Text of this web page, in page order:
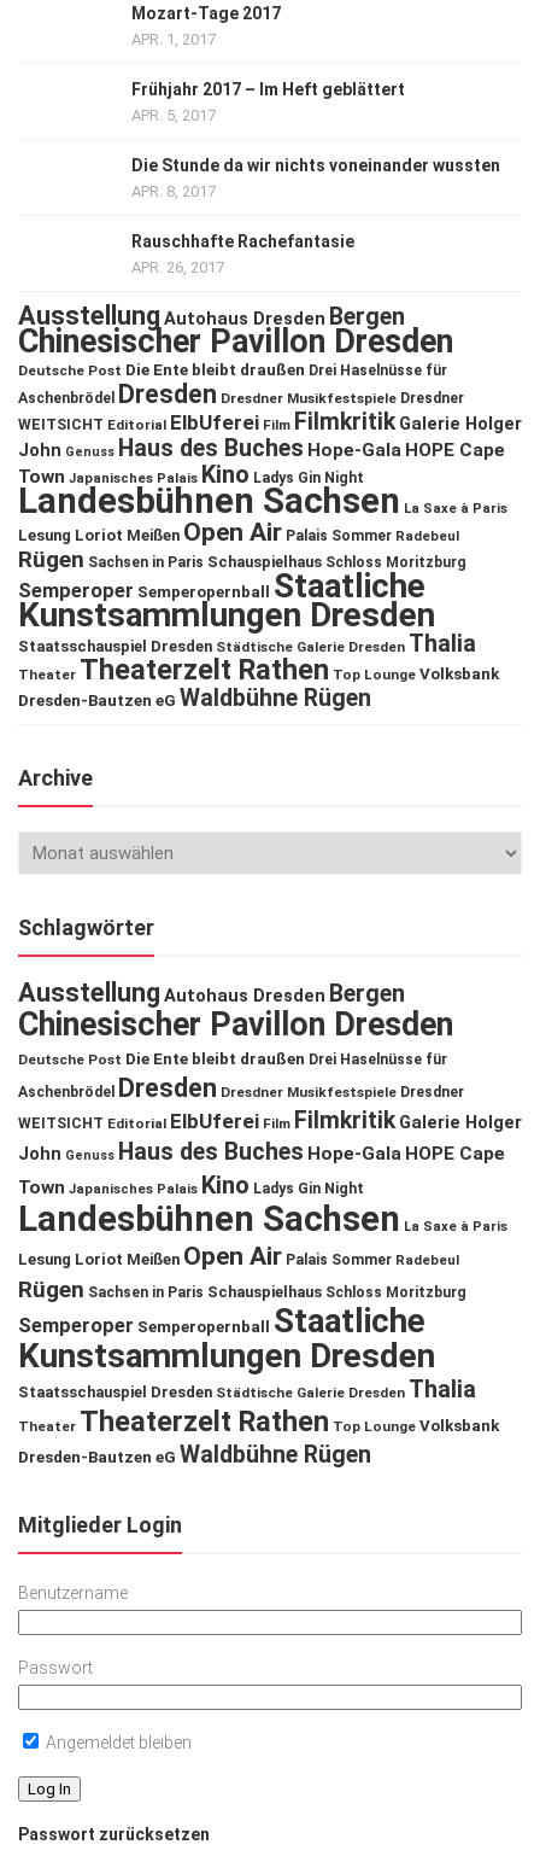
Mozart-Tage 2017
APR. 1, 2017
Frühjahr 2017 – Im Heft geblättert
APR. 5, 2017
Die Stunde da wir nichts voneinander wussten
APR. 8, 2017
Rauschhafte Rachefantasie
APR. 26, 2017
Ausstellung Autohaus Dresden Bergen
Chinesischer Pavillon Dresden
Deutsche Post Die Ente bleibt draußen Drei Haselnüsse für
Aschenbrödel
Dresden Dresdner Musikfestspiele Dresdner
WEITSICHT Editorial ElbUferei Film Filmkritik Galerie Holger
John Genuss Haus des Buches Hope-Gala HOPE Cape
Town Japanisches Palais Kino Ladys Gin Night
Landesbühnen Sachsen La Saxe à Paris
Lesung Loriot Meißen Open Air Palais Sommer Radebeul
Rügen Sachsen in Paris Schauspielhaus Schloss Moritzburg
Semperoper Semperopernball Staatliche
Kunstsammlungen Dresden
Staatsschauspiel Dresden Städtische Galerie Dresden Thalia
Theater Theaterzelt Rathen Top Lounge Volksbank
Dresden-Bautzen eG Waldbühne Rügen
Archive
Schlagwörter
Ausstellung Autohaus Dresden Bergen
Chinesischer Pavillon Dresden
Deutsche Post Die Ente bleibt draußen Drei Haselnüsse für
Aschenbrödel
Dresden Dresdner Musikfestspiele Dresdner
WEITSICHT Editorial ElbUferei Film Filmkritik Galerie Holger
John Genuss Haus des Buches Hope-Gala HOPE Cape
Town Japanisches Palais Kino Ladys Gin Night
Landesbühnen Sachsen La Saxe à Paris
Lesung Loriot Meißen Open Air Palais Sommer Radebeul
Rügen Sachsen in Paris Schauspielhaus Schloss Moritzburg
Semperoper Semperopernball
Staatliche
Kunstsammlungen Dresden
Staatsschauspiel Dresden Städtische Galerie Dresden Thalia
Theater Theaterzelt Rathen Top Lounge Volksbank
Dresden-Bautzen eG Waldbühne Rügen
Mitglieder Login
Benutzername
Passwort
Angemeldet bleiben
Passwort zurücksetzen